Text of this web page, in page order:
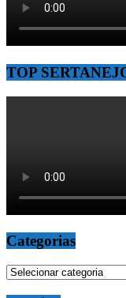
TOP
Categorias
Categorias